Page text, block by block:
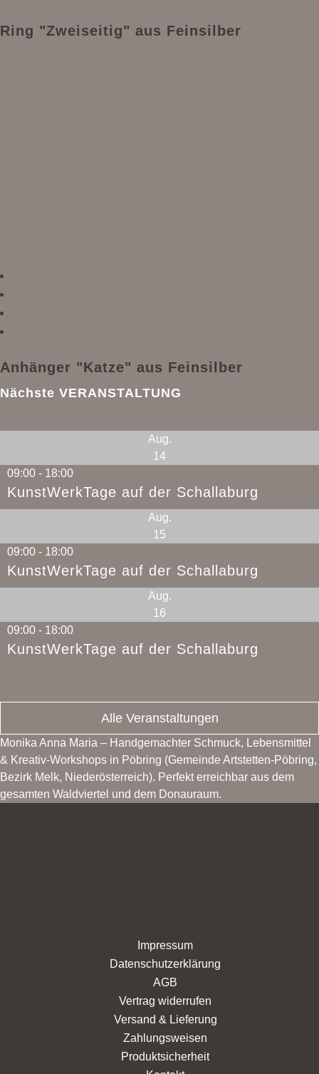
Ring "Zweiseitig" aus Feinsilber
Anhänger "Katze" aus Feinsilber
Nächste VERANSTALTUNG
Aug.
14
09:00 - 18:00
KunstWerkTage auf der Schallaburg
Aug.
15
09:00 - 18:00
KunstWerkTage auf der Schallaburg
Aug.
16
09:00 - 18:00
KunstWerkTage auf der Schallaburg
Alle Veranstaltungen
Monika Anna Maria – Handgemachter Schmuck, Lebensmittel
& Kreativ-Workshops in Pöbring (Gemeinde Artstetten-Pöbring,
Bezirk Melk, Niederösterreich). Perfekt erreichbar aus dem
gesamten Waldviertel und dem Donauraum.
Impressum
Datenschutzerklärung
AGB
Vertrag widerrufen
Versand & Lieferung
Zahlungsweisen
Produktsicherheit